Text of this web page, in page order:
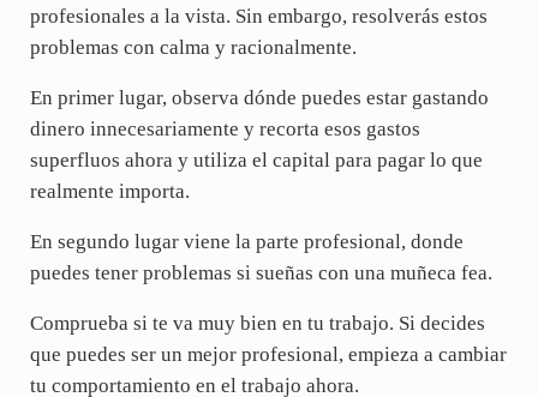
profesionales a la vista. Sin embargo, resolverás estos
problemas con calma y racionalmente.
En primer lugar, observa dónde puedes estar gastando
dinero innecesariamente y recorta esos gastos
superfluos ahora y utiliza el capital para pagar lo que
realmente importa.
En segundo lugar viene la parte profesional, donde
puedes tener problemas si sueñas con una muñeca fea.
Comprueba si te va muy bien en tu trabajo. Si decides
que puedes ser un mejor profesional, empieza a cambiar
tu comportamiento en el trabajo ahora.